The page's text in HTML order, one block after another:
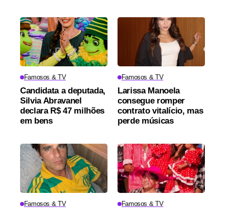
Famosos & TV
Candidata a deputada,
Silvia Abravanel
declara R$ 47 milhões
em bens
Famosos & TV
Larissa Manoela
consegue romper
contrato vitalício, mas
perde músicas
Famosos & TV Famosos & TV